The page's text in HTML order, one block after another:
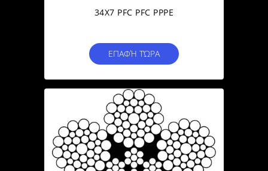
34X7 PFC PFC PPPE
ΕΠΑΦΉ ΤΏΡΑ